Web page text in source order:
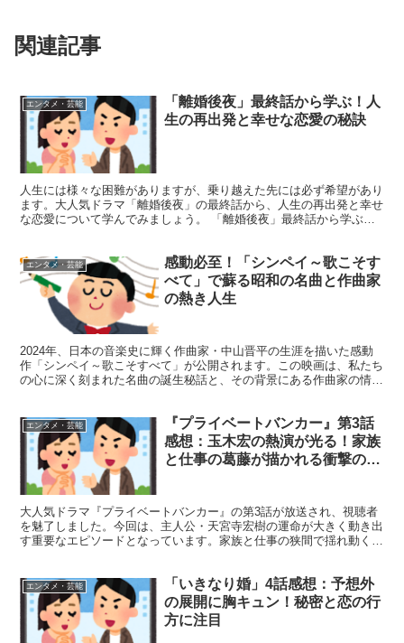
関連記事
エンタメ・芸能
「離婚後夜」最終話から学ぶ！人
生の再出発と幸せな恋愛の秘訣
人生には様々な困難がありますが、乗り越えた先には必ず希望があり
ます。大人気ドラマ「離婚後夜」の最終話から、人生の再出発と幸せ
な恋愛について学んでみましょう。 「離婚後夜」最終話から学ぶ人
エンタメ・芸能
感動必至！「シンペイ～歌こそす
べて」で蘇る昭和の名曲と作曲家
の熱き人生
2024年、日本の音楽史に輝く作曲家・中山晋平の生涯を描いた感動
作「シンペイ～歌こそすべて」が公開されます。この映画は、私たち
の心に深く刻まれた名曲の誕生秘話と、その背景にある作曲家の情熱
エンタメ・芸能
『プライベートバンカー』第3話
感想：玉木宏の熱演が光る！家族
と仕事の葛藤が描かれる衝撃の展
大人気ドラマ『プライベートバンカー』の第3話が放送され、視聴者
を魅了しました。今回は、主人公・天宮寺宏樹の運命が大きく動き出
す重要なエピソードとなっています。家族と仕事の狭間で揺れ動く宏
エンタメ・芸能
「いきなり婚」4話感想：予想外
の展開に胸キュン！秘密と恋の行
方に注目